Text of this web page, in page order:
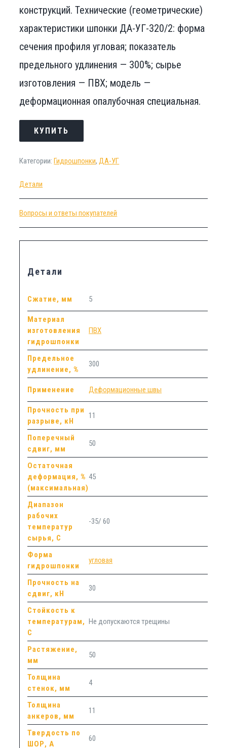
конструкций. Технические (геометрические)
характеристики шпонки ДА-УГ-320/2: форма
сечения профиля угловая; показатель
предельного удлинения — 300%; сырье
изготовления — ПВХ; модель —
деформационная опалубочная специальная.
КУПИТЬ
Категории:Гидрошпонки,ДА-УГ
Детали
Вопросы и ответы покупателей
Детали
Сжатие, мм 5
Материал
изготовления
гидрошпонки
ПВХ
Предельное
удлинение, %
300
Применение Деформационные швы
Прочность при
разрыве, кН
11
Поперечный
сдвиг, мм
50
Остаточная
деформация, %
(максимальная)
45
Диапазон
рабочих
температур
сырья, С
-35/ 60
Форма
гидрошпонки
угловая
Прочность на
сдвиг, кН
30
Стойкость к
температурам,
С
Не допускаются трещины
Растяжение,
мм
50
Толщина
стенок, мм
4
Толщина
анкеров, мм
11
Твердость по
ШОР, А
60